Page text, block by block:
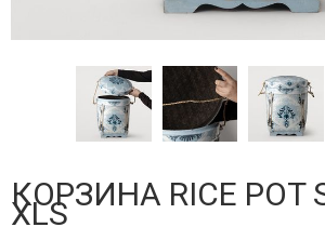
КОРЗИНА RICE POT
XLS